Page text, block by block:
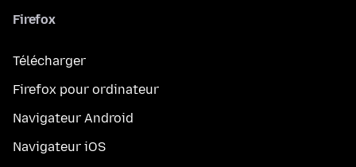
Firefox
Télécharger
Firefox pour ordinateur
Navigateur Android
Navigateur iOS